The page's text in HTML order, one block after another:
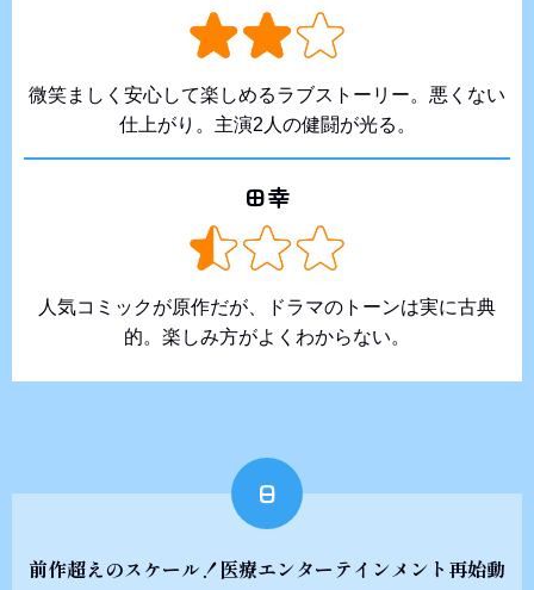
微笑ましく安心して楽しめるラブストーリー。悪くない
仕上がり。主演2人の健闘が光る。
田幸
人気コミックが原作だが、ドラマのトーンは実に古典
的。楽しみ方がよくわからない。
日
前作超えのスケール！医療エンターテインメント再始動